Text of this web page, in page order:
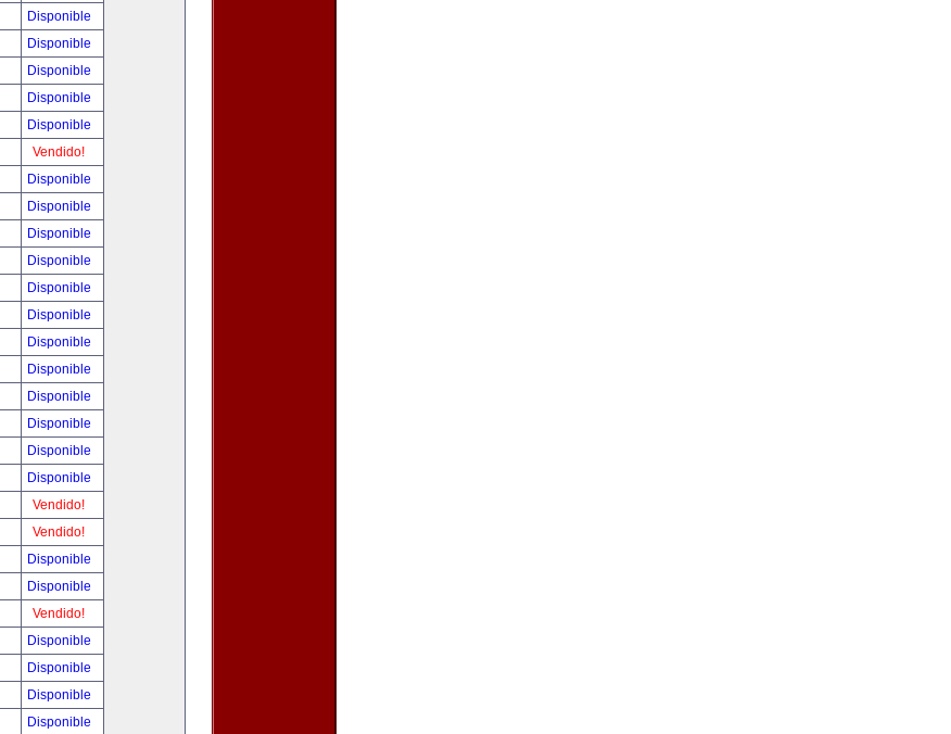
Disponible
Disponible
Disponible
Disponible
Disponible
Vendido!
Disponible
Disponible
Disponible
Disponible
Disponible
Disponible
Disponible
Disponible
Disponible
Disponible
Disponible
Disponible
Vendido!
Vendido!
Disponible
Disponible
Vendido!
Disponible
Disponible
Disponible
Disponible